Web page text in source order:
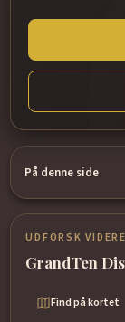
På denne side
UDFORSK VIDERE
GrandTen
Find på kortet